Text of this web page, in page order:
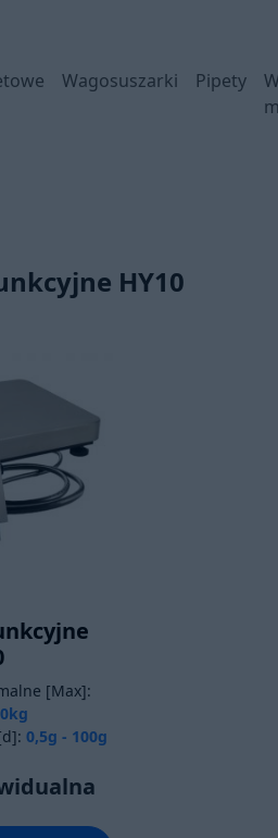
Wagosuszarki Pipety
HY10
[Max]:
0,5g - 100g